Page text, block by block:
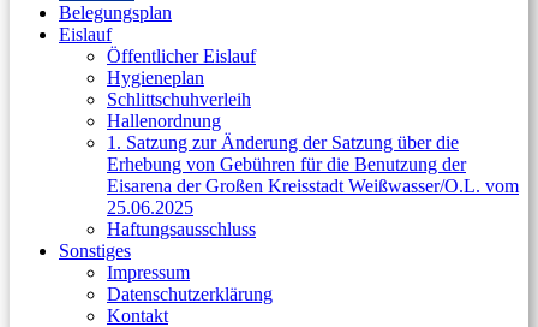
Belegungsplan
Eislauf
Öffentlicher Eislauf
Hygieneplan
Schlittschuhverleih
Hallenordnung
1. Satzung zur Änderung der Satzung über die
Erhebung von Gebühren für die Benutzung der
Eisarena der Großen Kreisstadt Weißwasser/O.L. vom
25.06.2025
Haftungsausschluss
Sonstiges
Impressum
Datenschutzerklärung
Kontakt